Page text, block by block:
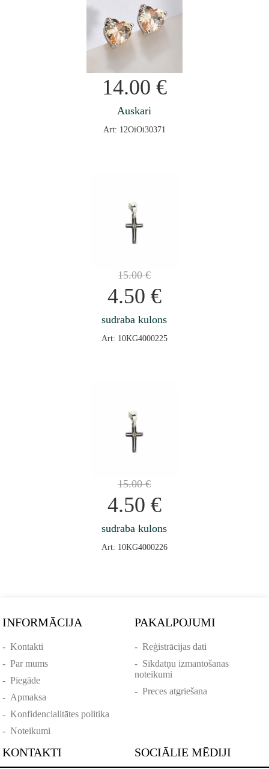
14.00 €
Auskari
Art: 12OiOi30371
15.00€
4.50 €
sudraba kulons
Art: 10KG4000225
15.00€
4.50 €
sudraba kulons
Art: 10KG4000226
INFORMĀCIJA
-Kontakti
-Par mums
-Piegāde
- Apmaksa
-Konfidencialitātes politika
-Noteikumi
PAKALPOJUMI
- Reģistrācijas dati
- Sīkdatņu izmantošanas
noteikumi
- Preces atgriešana
KONTAKTI SOCIĀLIE MĒDIJI